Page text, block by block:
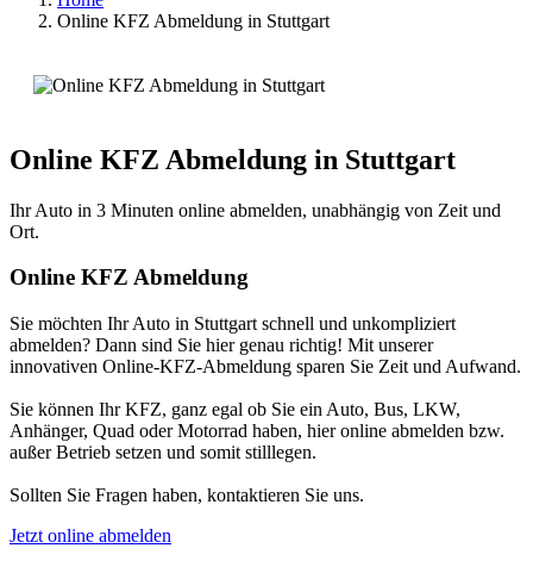
Online KFZ Abmeldung in Stuttgart
Online KFZ Abmeldung in Stuttgart
Ihr Auto in 3 Minuten online abmelden, unabhängig von Zeit und
Ort.
Online KFZ Abmeldung
Sie möchten Ihr Auto in Stuttgart schnell und unkompliziert
abmelden? Dann sind Sie hier genau richtig! Mit unserer
innovativen Online-KFZ-Abmeldung sparen Sie Zeit und Aufwand.
Sie können Ihr KFZ, ganz egal ob Sie ein Auto, Bus, LKW,
Anhänger, Quad oder Motorrad haben, hier online abmelden bzw.
außer Betrieb setzen und somit stilllegen.
Sollten Sie Fragen haben, kontaktieren Sie uns.
Jetzt online abmelden